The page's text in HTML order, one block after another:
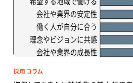
採用コラム